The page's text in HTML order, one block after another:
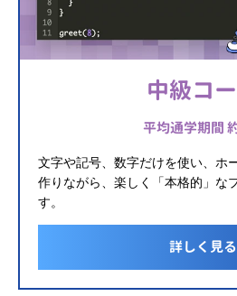
中級コ
平均通学期間
文字や記号、数字だけを使い、ホ
作りながら、楽しく「本格的」な
す。
詳しく見る